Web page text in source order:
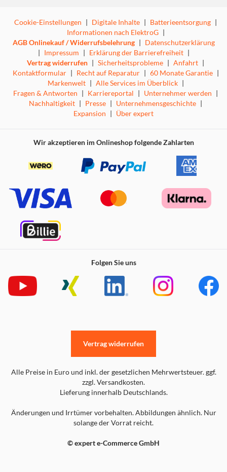
Cookie-Einstellungen | Digitale Inhalte | Batterieentsorgung |
Informationen nach ElektroG |
AGB Onlinekauf / Widerrufsbelehrung | Datenschutzerklärung
| Impressum | Erklärung der Barrierefreiheit |
Vertrag widerrufen | Sicherheitsprobleme | Anfahrt |
Kontaktformular | Recht auf Reparatur | 60 Monate Garantie |
Markenwelt | Alle Services im Überblick |
Fragen & Antworten | Karriereportal | Unternehmer werden |
Nachhaltigkeit | Presse | Unternehmensgeschichte |
Expansion | Über expert
Wir akzeptieren im Onlineshop folgende Zahlarten
Folgen Sie uns
Alle Preise in Euro und inkl. der gesetzlichen Mehrwertsteuer. ggf.
zzgl. Versandkosten.
Lieferung innerhalb Deutschlands.
Änderungen und Irrtümer vorbehalten. Abbildungen ähnlich. Nur
solange der Vorrat reicht.
© expert e-Commerce GmbH
Vertrag widerrufen